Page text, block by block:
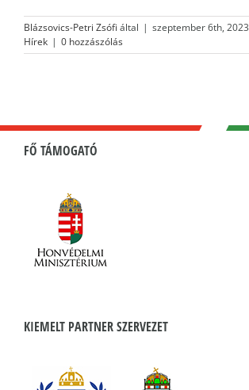
Blázsovics-Petri Zsófi által | szeptember 6th, 2023
Hírek | 0 hozzászólás
FŐ TÁMOGATÓ
KIEMELT PARTNER SZERVEZET